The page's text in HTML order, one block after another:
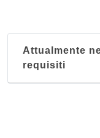
Attualmente
requisiti